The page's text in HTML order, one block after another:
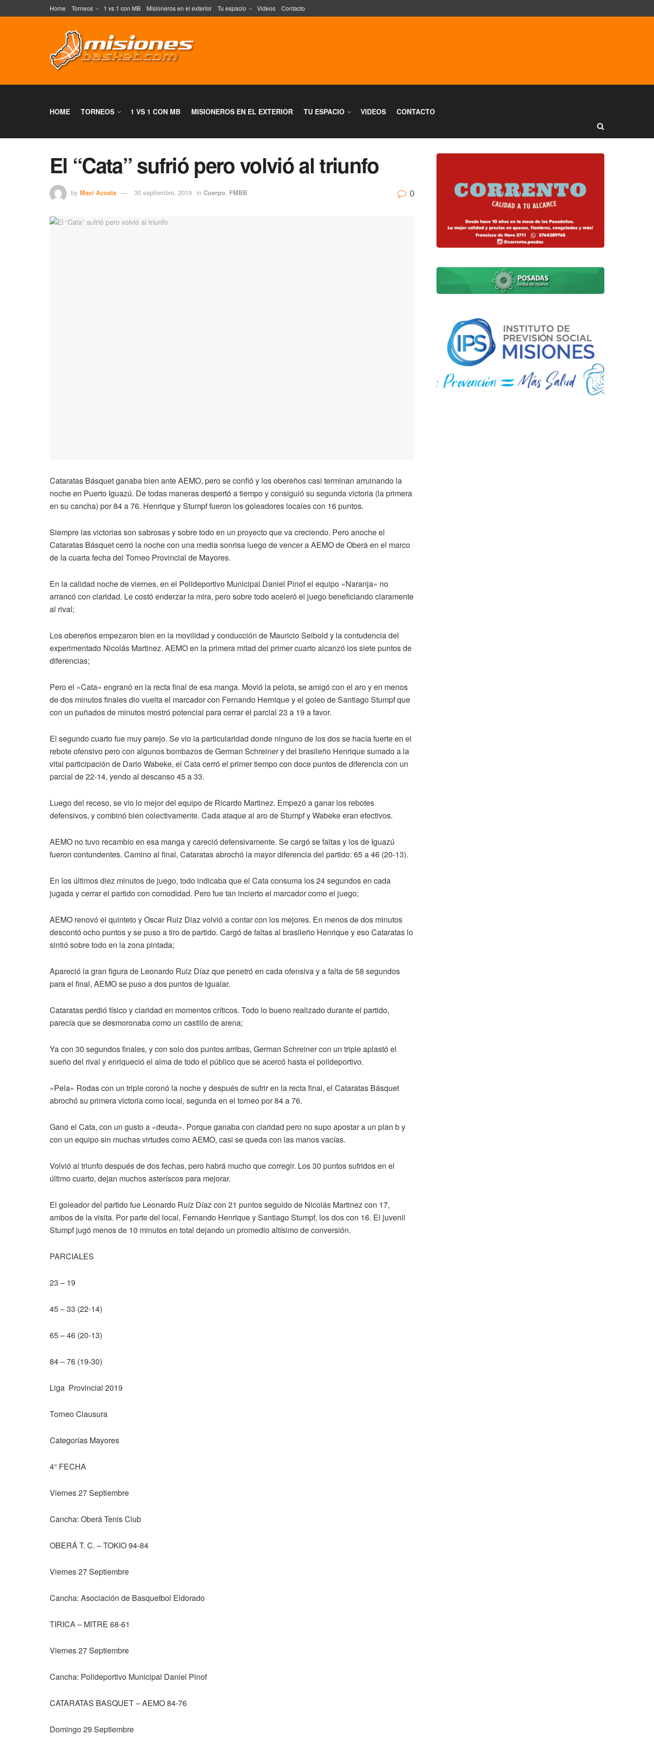
Home Torneos 1 vs 1 con MB Misioneros en el exterior Tu espacio Videos Contacto
HOME TORNEOS 1 VS 1 CON MB MISIONEROS EN EL EXTERIOR TU ESPACIO VIDEOS CONTACTO
El “Cata” sufrió pero volvió al triunfo
by Maxi Acosta 30 septiembre, 2019 in Cuerpo, FMBB 0
Cataratas Básquet ganaba bien ante AEMO, pero se confió y los obereños casi terminan arruinando la
noche en Puerto Iguazú. De todas maneras despertó a tiempo y consiguió su segunda victoria (la primera
en su cancha) por 84 a 76. Henrique y Stumpf fueron los goleadores locales con 16 puntos.
Siempre las victorias son sabrosas y sobre todo en un proyecto que va creciendo. Pero anoche el
Cataratas Básquet cerró la noche con una media sonrisa luego de vencer a AEMO de Oberá en el marco
de la cuarta fecha del Torneo Provincial de Mayores.
En la calidad noche de viernes, en el Polideportivo Municipal Daniel Pinof el equipo «Naranja» no
arrancó con claridad. Le costó enderzar la mira, pero sobre todo aceleró el juego beneficiando claramente
al rival;
Los obereños empezaron bien en la movilidad y conducción de Mauricio Seibold y la contudencia del
experimentado Nicolás Martinez. AEMO en la primera mitad del primer cuarto alcanzó los siete puntos de
diferencias;
Pero el «Cata» engranó en la recta final de esa manga. Movió la pelota, se amigó con el aro y en menos
de dos minutos finales dio vuelta el marcador con Fernando Hernique y el goleo de Santiago Stumpf que
con un puñados de minutos mostró potencial para cerrar el parcial 23 a 19 a favor.
El segundo cuarto fue muy parejo. Se vio la particularidad donde ninguno de los dos se hacía fuerte en el
rebote ofensivo pero con algunos bombazos de German Schreiner y del brasileño Henrique sumado a la
vital participación de Dario Wabeke, el Cata cerró el primer tiempo con doce puntos de diferencia con un
parcial de 22-14, yendo al descanso 45 a 33.
Luego del receso, se vio lo mejor del equipo de Ricardo Martinez. Empezó a ganar los rebotes
defensivos, y combinó bien colectivamente. Cada ataque al aro de Stumpf y Wabeke eran efectivos.
AEMO no tuvo recambio en esa manga y careció defensivamente. Se cargó se faltas y los de Iguazú
fueron contundentes. Camino al final, Cataratas abrochó la mayor diferencia del partido: 65 a 46 (20-13).
En los últimos diez minutos de juego, todo indicaba que el Cata consuma los 24 segundos en cada
jugada y cerrar el partido con comodidad. Pero fue tan incierto el marcador como el juego;
AEMO renovó el quinteto y Oscar Ruiz Diaz volvió a contar con los mejores. En menos de dos minutos
descontó ocho puntos y se puso a tiro de partido. Cargó de faltas al brasileño Henrique y eso Cataratas lo
sintió sobre todo en la zona pintada;
Apareció la gran figura de Leonardo Ruiz Díaz que penetró en cada ofensiva y a falta de 58 segundos
para el final, AEMO se puso a dos puntos de igualar.
Cataratas perdió físico y claridad en momentos críticos. Todo lo bueno realizado durante el partido,
parecía que se desmoronaba como un castillo de arena;
Ya con 30 segundos finales, y con solo dos puntos arribas, German Schreiner con un triple aplastó el
sueño del rival y enriqueció el alma de todo el público que se acercó hasta el polideportivo.
«Pela» Rodas con un triple coronó la noche y después de sufrir en la recta final, el Cataratas Básquet
abrochó su primera victoria como local, segunda en el torneo por 84 a 76.
Ganó el Cata, con un gusto a «deuda». Porque ganaba con claridad pero no supo apostar a un plan b y
con un equipo sin muchas virtudes como AEMO, casi se queda con las manos vacías.
Volvió al triunfo después de dos fechas, pero habrá mucho que corregir. Los 30 puntos sufridos en el
último cuarto, dejan muchos asteríscos para mejorar.
El goleador del partido fue Leonardo Ruíz Díaz con 21 puntos seguido de Nicolás Martinez con 17,
ambos de la visita. Por parte del local, Fernando Henrique y Santiago Stumpf, los dos con 16. El juvenil
Stumpf jugó menos de 10 minutos en total dejando un promedio altísimo de conversión.
PARCIALES
23 – 19
45 – 33 (22-14)
65 – 46 (20-13)
84 – 76 (19-30)
Liga Provincial 2019
Torneo Clausura
Categorías Mayores
4° FECHA
Viernes 27 Septiembre
Cancha: Oberá Tenis Club
OBERÁ T. C. – TOKIO 94-84
Viernes 27 Septiembre
Cancha: Asociación de Basquetbol Eldorado
TIRICA – MITRE 68-61
Viernes 27 Septiembre
Cancha: Polideportivo Municipal Daniel Pinof
CATARATAS BASQUET – AEMO 84-76
Domingo 29 Septiembre